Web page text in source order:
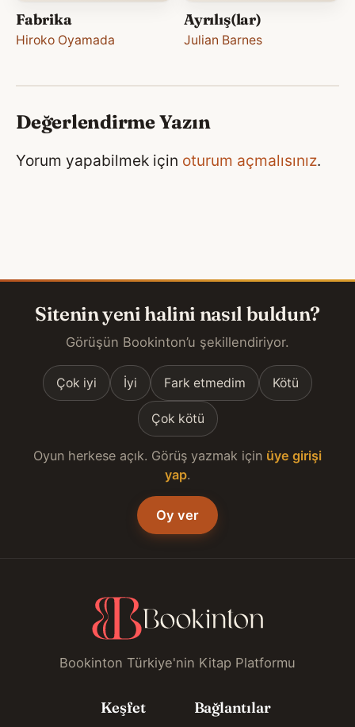
Fabrika
Hiroko Oyamada
Ayrılış(lar)
Julian Barnes
Değerlendirme Yazın
Yorum yapabilmek için oturum açmalısınız.
Sitenin yeni halini nasıl buldun?
Görüşün Bookinton’u şekillendiriyor.
Çok iyi İyi Fark etmedim Kötü
Çok kötü
Oyun herkese açık. Görüş yazmak için üye girişi
yap.
Oy ver
Bookinton Türkiye'nin Kitap Platformu
Keşfet Bağlantılar